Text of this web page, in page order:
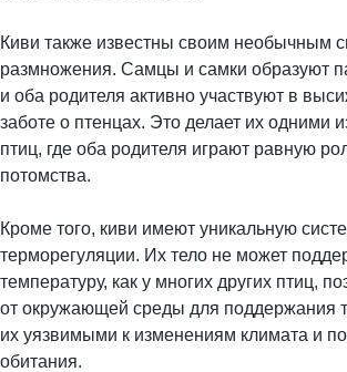
Киви также известны своим необычным
размножения. Самцы и самки образуют
и оба родителя активно участвуют в
заботе о птенцах. Это делает их одними
птиц, где оба родителя играют равную
потомства.
Кроме того, киви имеют уникальную
терморегуляции. Их тело не может
температуру, как у многих других птиц,
от окружающей среды для поддержания
их уязвимыми к изменениям климата и
обитания.